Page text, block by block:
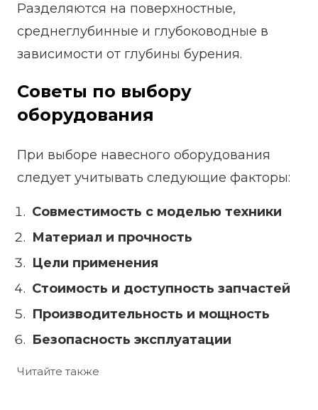
Разделяются на поверхностные,
среднеглубинные и глубоководные в
зависимости от глубины бурения.
Советы по выбору
оборудования
При выборе навесного оборудования
следует учитывать следующие факторы:
Совместимость с моделью техники
Материал и прочность
Цели применения
Стоимость и доступность запчастей
Производительность и мощность
Безопасность эксплуатации
Читайте также